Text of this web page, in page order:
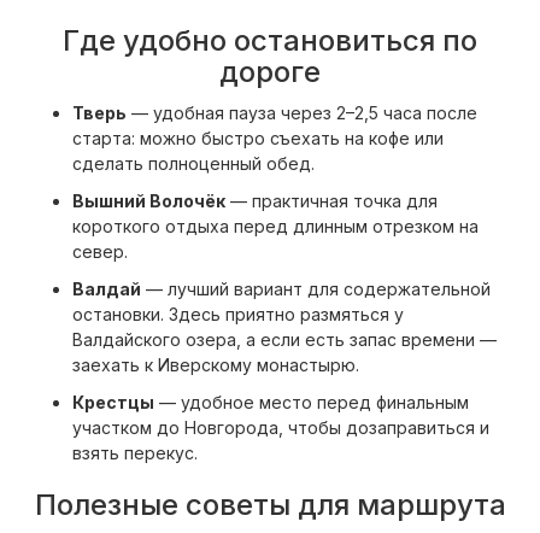
Где удобно остановиться по
дороге
Тверь — удобная пауза через 2–2,5 часа после
старта: можно быстро съехать на кофе или
сделать полноценный обед.
Вышний Волочёк — практичная точка для
короткого отдыха перед длинным отрезком на
север.
Валдай — лучший вариант для содержательной
остановки. Здесь приятно размяться у
Валдайского озера, а если есть запас времени —
заехать к Иверскому монастырю.
Крестцы — удобное место перед финальным
участком до Новгорода, чтобы дозаправиться и
взять перекус.
Полезные советы для маршрута